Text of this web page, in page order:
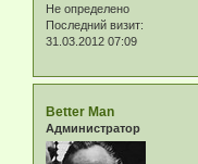
Не определено
Последний визит:
31.03.2012 07:09
Better Man
Администратор